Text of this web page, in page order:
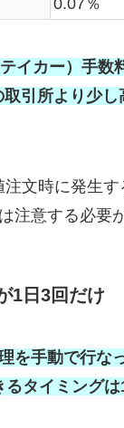
0.07％
イカー）手数
取引所より少
注文時に発生
注意する必要
1日3回だけ
を手動で行な
タイミング